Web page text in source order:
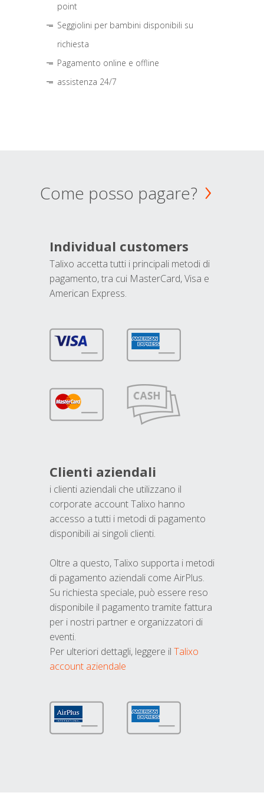
point
Seggiolini per bambini disponibili su
richiesta
Pagamento online e offline
assistenza 24/7
Come posso pagare?
Individual customers
Talixo accetta tutti i principali metodi di
pagamento, tra cui MasterCard, Visa e
American Express.
Clienti aziendali
i clienti aziendali che utilizzano il
corporate account Talixo hanno
accesso a tutti i metodi di pagamento
disponibili ai singoli clienti.
Oltre a questo, Talixo supporta i metodi
di pagamento aziendali come AirPlus.
Su richiesta speciale, può essere reso
disponibile il pagamento tramite fattura
per i nostri partner e organizzatori di
eventi.
Per ulteriori dettagli, leggere il Talixo
account aziendale